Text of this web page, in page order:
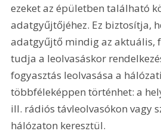
ezeket az épületben található
adatgyűjtőjéhez. Ez biztosítja,
adatgyűjtő mindig az aktuális,
tudja a leolvasáskor
fogyasztás leolvasása a
többféleképpen történhet: a
ill. rádiós távleolvasókon vagy
hálózaton keresztül.